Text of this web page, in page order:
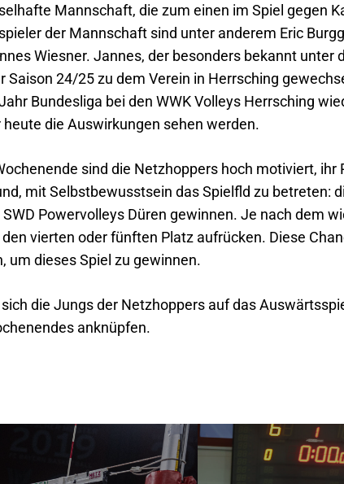
Mannschaft, die zum einen im Spiel gegen
der Mannschaft sind unter anderem Eric
Wiesner. Jannes, der besonders bekannt unter
24/25 zu dem Verein in Herrsching
Bundesliga bei den WWK Volleys Herrsching
die Auswirkungen sehen werden.
sind die Netzhoppers hoch motiviert,
mit Selbstbewusstsein das Spielfld zu betreten:
Powervolleys Düren gewinnen. Je nach dem
vierten oder fünften Platz aufrücken. Diese
um dieses Spiel zu gewinnen.
die Jungs der Netzhoppers auf das
anknüpfen.